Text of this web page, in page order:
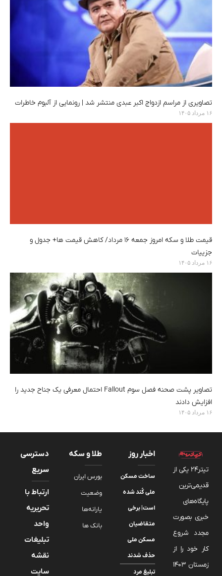
تصاویری از مراسم ازدواج اکبر عبدی منتشر شد | رونمایی از آلبوم خاطرات
۱۶ مرداد ۱۴۰۵
قیمت طلا و سکه امروز جمعه ۱۶ مرداد/ کاهش قیمت ها+ جدول و
جزییات
۱۶ مرداد ۱۴۰۵
تصاویر پشت صحنه فصل سوم Fallout احتمال معرفی یک جناح جدید را
افزایش دادند
۱۶ مرداد ۱۴۰۵
تیتر24 یکی از
قدیمی‌ترین
پایگاه‌های
خبری بصورت
مجدد شروع
کار خود را از
زمستان 1403
اخبار روز
ساخت مسکن
ملی کُند شده
است| برخی
متقاضیان
مسکن ملی
حذف شدند
تبلیغ مرد
طلا و سکه
بورس ایران
وضعیت
یارانه‌ها
بانک ها
دسترسی
سریع
ارتباط با
تحریریه
واحد
تبلیغات
نقشه
سایت